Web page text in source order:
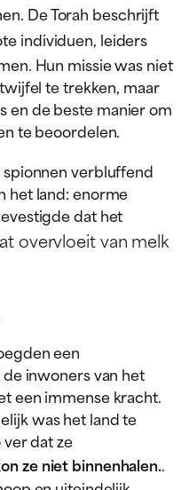
De Torah beschrijft
individuen, leiders
Hun missie was niet
te trekken, maar
en de beste manier om
te beoordelen.
verbluffend
het land: enorme
dat het
overvloeit van melk
een
inwoners van het
een immense kracht.
was het land te
dat ze
ze niet binnenhalen..